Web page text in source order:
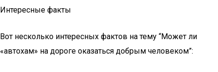
Интересные факты
Вот несколько интересных фактов на тему “Может ли
«автохам» на дороге оказаться добрым человеком”: